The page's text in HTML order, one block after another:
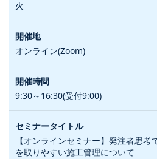
火
オンライン(Zoom)
9:30～16:30(受付9:00)
【オンラインセミナー】発注者思
を取りやすい施工管理について